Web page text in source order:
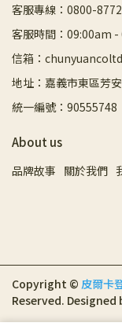
客服專線：0800-
客服時間：09:00am
信箱：
地址：嘉義市東區芳
統一編號：90555748
About us
品牌故事 關於我們
Copyright © 皮爾卡
Reserved. Designed